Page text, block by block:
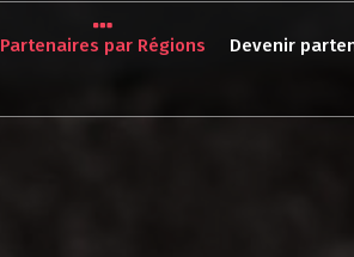
Partenaires par Régions Devenir